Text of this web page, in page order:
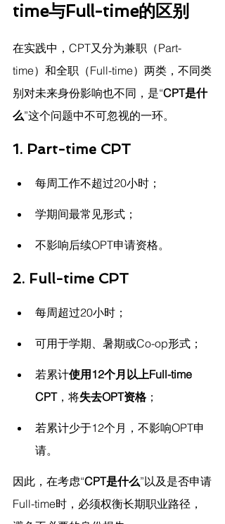
time与Full-time的区别
在实践中，CPT又分为兼职（Part-
time）和全职（Full-time）两类，不同类
别对未来身份影响也不同，是“CPT是什
么”这个问题中不可忽视的一环。
1. Part-time CPT
每周工作不超过20小时；
学期间最常见形式；
不影响后续OPT申请资格。
2. Full-time CPT
每周超过20小时；
可用于学期、暑期或Co-op形式；
若累计使用12个月以上Full-time
CPT，将失去OPT资格；
若累计少于12个月，不影响OPT申
请。
因此，在考虑“CPT是什么”以及是否申请
Full-time时，必须权衡长期职业路径，